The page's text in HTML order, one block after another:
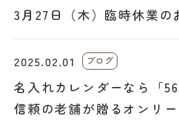
3月27日（木）臨時休業の
2025.02.01 ブログ
名入れカレンダーなら「
信頼の老舗が贈るオンリ